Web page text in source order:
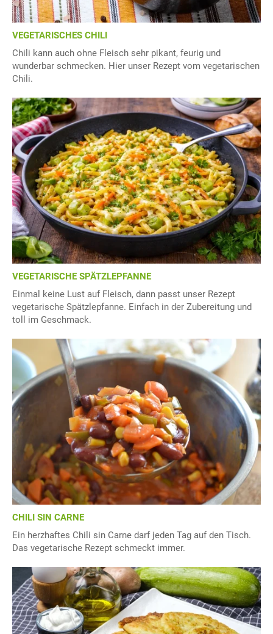
VEGETARISCHES CHILI
Chili kann auch ohne Fleisch sehr pikant, feurig und
wunderbar schmecken. Hier unser Rezept vom vegetarischen
Chili.
VEGETARISCHE SPÄTZLEPFANNE
Einmal keine Lust auf Fleisch, dann passt unser Rezept
vegetarische Spätzlepfanne. Einfach in der Zubereitung und
toll im Geschmack.
CHILI SIN CARNE
Ein herzhaftes Chili sin Carne darf jeden Tag auf den Tisch.
Das vegetarische Rezept schmeckt immer.